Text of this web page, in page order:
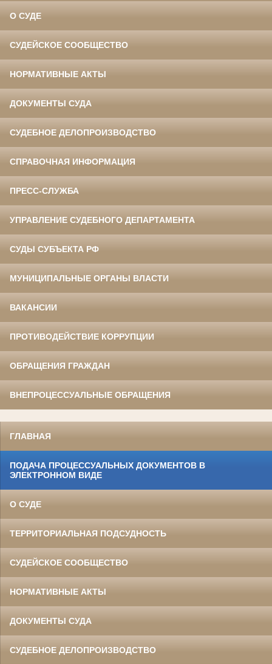
О СУДЕ
СУДЕЙСКОЕ СООБЩЕСТВО
НОРМАТИВНЫЕ АКТЫ
ДОКУМЕНТЫ СУДА
СУДЕБНОЕ ДЕЛОПРОИЗВОДСТВО
СПРАВОЧНАЯ ИНФОРМАЦИЯ
ПРЕСС-СЛУЖБА
УПРАВЛЕНИЕ СУДЕБНОГО ДЕПАРТАМЕНТА
СУДЫ СУБЪЕКТА РФ
МУНИЦИПАЛЬНЫЕ ОРГАНЫ ВЛАСТИ
ВАКАНСИИ
ПРОТИВОДЕЙСТВИЕ КОРРУПЦИИ
ОБРАЩЕНИЯ ГРАЖДАН
ВНЕПРОЦЕССУАЛЬНЫЕ ОБРАЩЕНИЯ
ГЛАВНАЯ
ПОДАЧА ПРОЦЕССУАЛЬНЫХ ДОКУМЕНТОВ В
ЭЛЕКТРОННОМ ВИДЕ
О СУДЕ
ТЕРРИТОРИАЛЬНАЯ ПОДСУДНОСТЬ
СУДЕЙСКОЕ СООБЩЕСТВО
НОРМАТИВНЫЕ АКТЫ
ДОКУМЕНТЫ СУДА
СУДЕБНОЕ ДЕЛОПРОИЗВОДСТВО